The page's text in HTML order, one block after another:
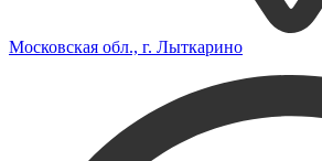
Московская обл., г. Лыткарино